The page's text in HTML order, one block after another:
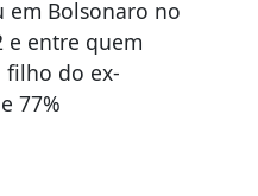
em Bolsonaro no
e entre quem
filho do ex-
77%